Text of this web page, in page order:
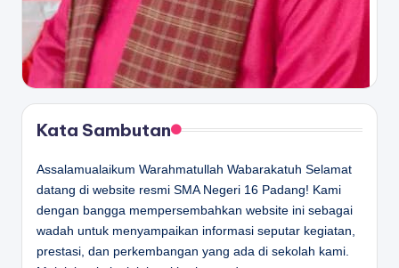
Kata Sambutan
Assalamualaikum Warahmatullah Wabarakatuh Selamat
datang di website resmi SMA Negeri 16 Padang! Kami
dengan bangga mempersembahkan website ini sebagai
wadah untuk menyampaikan informasi seputar kegiatan,
prestasi, dan perkembangan yang ada di sekolah kami.